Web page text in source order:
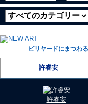
ビリヤードにまつわ
許睿安
許睿安